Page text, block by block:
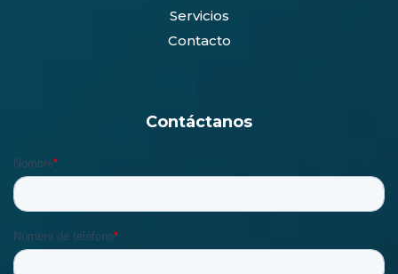
Servicios
Contacto
Contáctanos